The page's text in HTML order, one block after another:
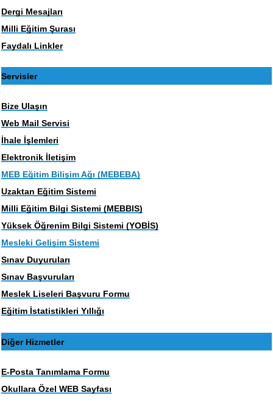
Dergi Mesajları
Milli Eğitim Şurası
Faydalı Linkler
Servisler
Bize Ulaşın
Web Mail Servisi
İhale İşlemleri
Elektronik İletişim
MEB Eğitim Bilişim Ağı (MEBEBA)
Uzaktan Eğitim Sistemi
Milli Eğitim Bilgi Sistemi (MEBBIS)
Yüksek Öğrenim Bilgi Sistemi (YOBİS)
Mesleki Gelişim Sistemi
Sınav Duyuruları
Sınav Başvuruları
Meslek Liseleri Başvuru Formu
Eğitim İstatistikleri Yıllığı
Diğer Hizmetler
E-Posta Tanımlama Formu
Okullara Özel WEB Sayfası